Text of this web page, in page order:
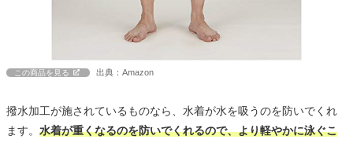
この商品を見る 出典：Amazon
撥水加工が施されているものなら、水着が水を吸うのを防いでくれ
ます。 水着が重くなるのを防いでくれるので、より軽やかに泳ぐこ